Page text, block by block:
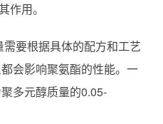
作用。
要根据具体的配方和工艺
会影响聚氨酯的性能。一
多元醇质量的0.05-